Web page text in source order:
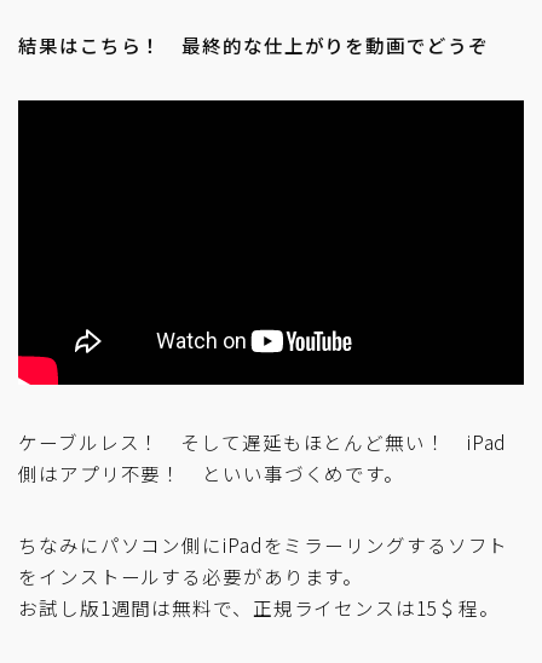
結果はこちら！ 最終的な仕上がりを動画でどうぞ
ケーブルレス！ そして遅延もほとんど無い！ iPad
側はアプリ不要！ といい事づくめです。
ちなみにパソコン側にiPadをミラーリングするソフト
をインストールする必要があります。
お試し版1週間は無料で、正規ライセンスは15＄程。